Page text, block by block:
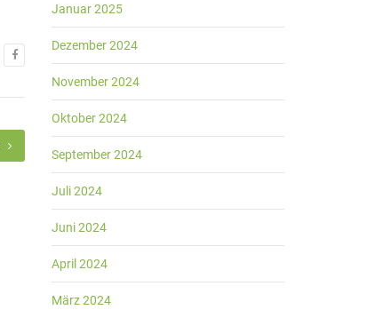
Januar 2025
Dezember 2024
November 2024
Oktober 2024
September 2024
Juli 2024
Juni 2024
April 2024
März 2024